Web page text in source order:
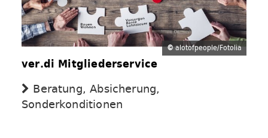
©alotofpeople/Fotolia
ver.di Mitgliederservice
Beratung, Absicherung,
Sonderkonditionen